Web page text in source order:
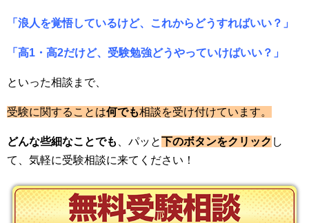
「浪人を覚悟しているけど、これからどうすればいい？」
「高1・高2だけど、受験勉強どうやっていけばいい？」
といった相談まで、
受験に関することは何でも相談を受け付けています。
どんな些細なことでも 、パッと下のボタンをクリック し
て、気軽に受験相談に来てください！